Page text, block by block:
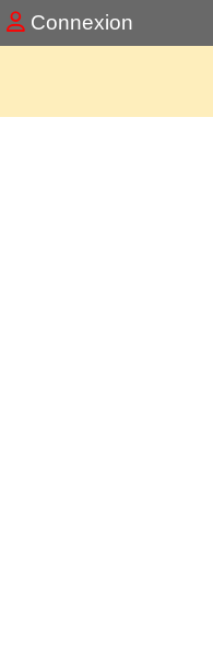
Connexion